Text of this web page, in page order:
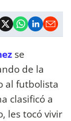
se
de la
al futbolista
clasificó a
les tocó vivir